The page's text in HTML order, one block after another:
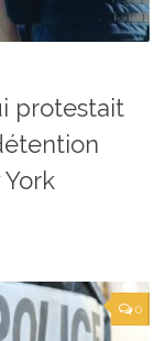
protestait
0